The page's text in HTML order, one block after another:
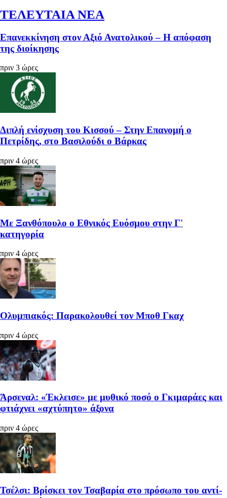
ΤΕΛΕΥΤΑΙΑ ΝΕΑ
Επανεκκίνηση στον Αξιό Ανατολικού – Η απόφαση
της διοίκησης
πριν 3 ώρες
Διπλή ενίσχυση του Κισσού – Στην Επανομή ο
Πετρίδης, στο Βασιλούδι ο Βάρκας
πριν 4 ώρες
Με Ξανθόπουλο ο Εθνικός Ευόσμου στην Γ'
κατηγορία
πριν 4 ώρες
Ολυμπιακός: Παρακολουθεί τον Μποθ Γκαχ
πριν 4 ώρες
Άρσεναλ: «Έκλεισε» με μυθικό ποσό ο Γκιμαράες και
φτιάχνει «αχτύπητο» άξονα
πριν 4 ώρες
Τσέλσι: Βρίσκει τον Τσαβαρία στο πρόσωπο του αντί-